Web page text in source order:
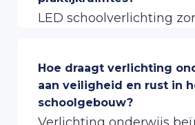
die invloed hebben op
concentratie.
hoofdpijn en
Professionele verlichting
onderwijs houdt
LED schoolverlichting
flikkering die bij oudere
kan optreden. Dat maakt
schoolverlichting
Hoe draagt verlichting
aan veiligheid en rust in
schoolgebouw?